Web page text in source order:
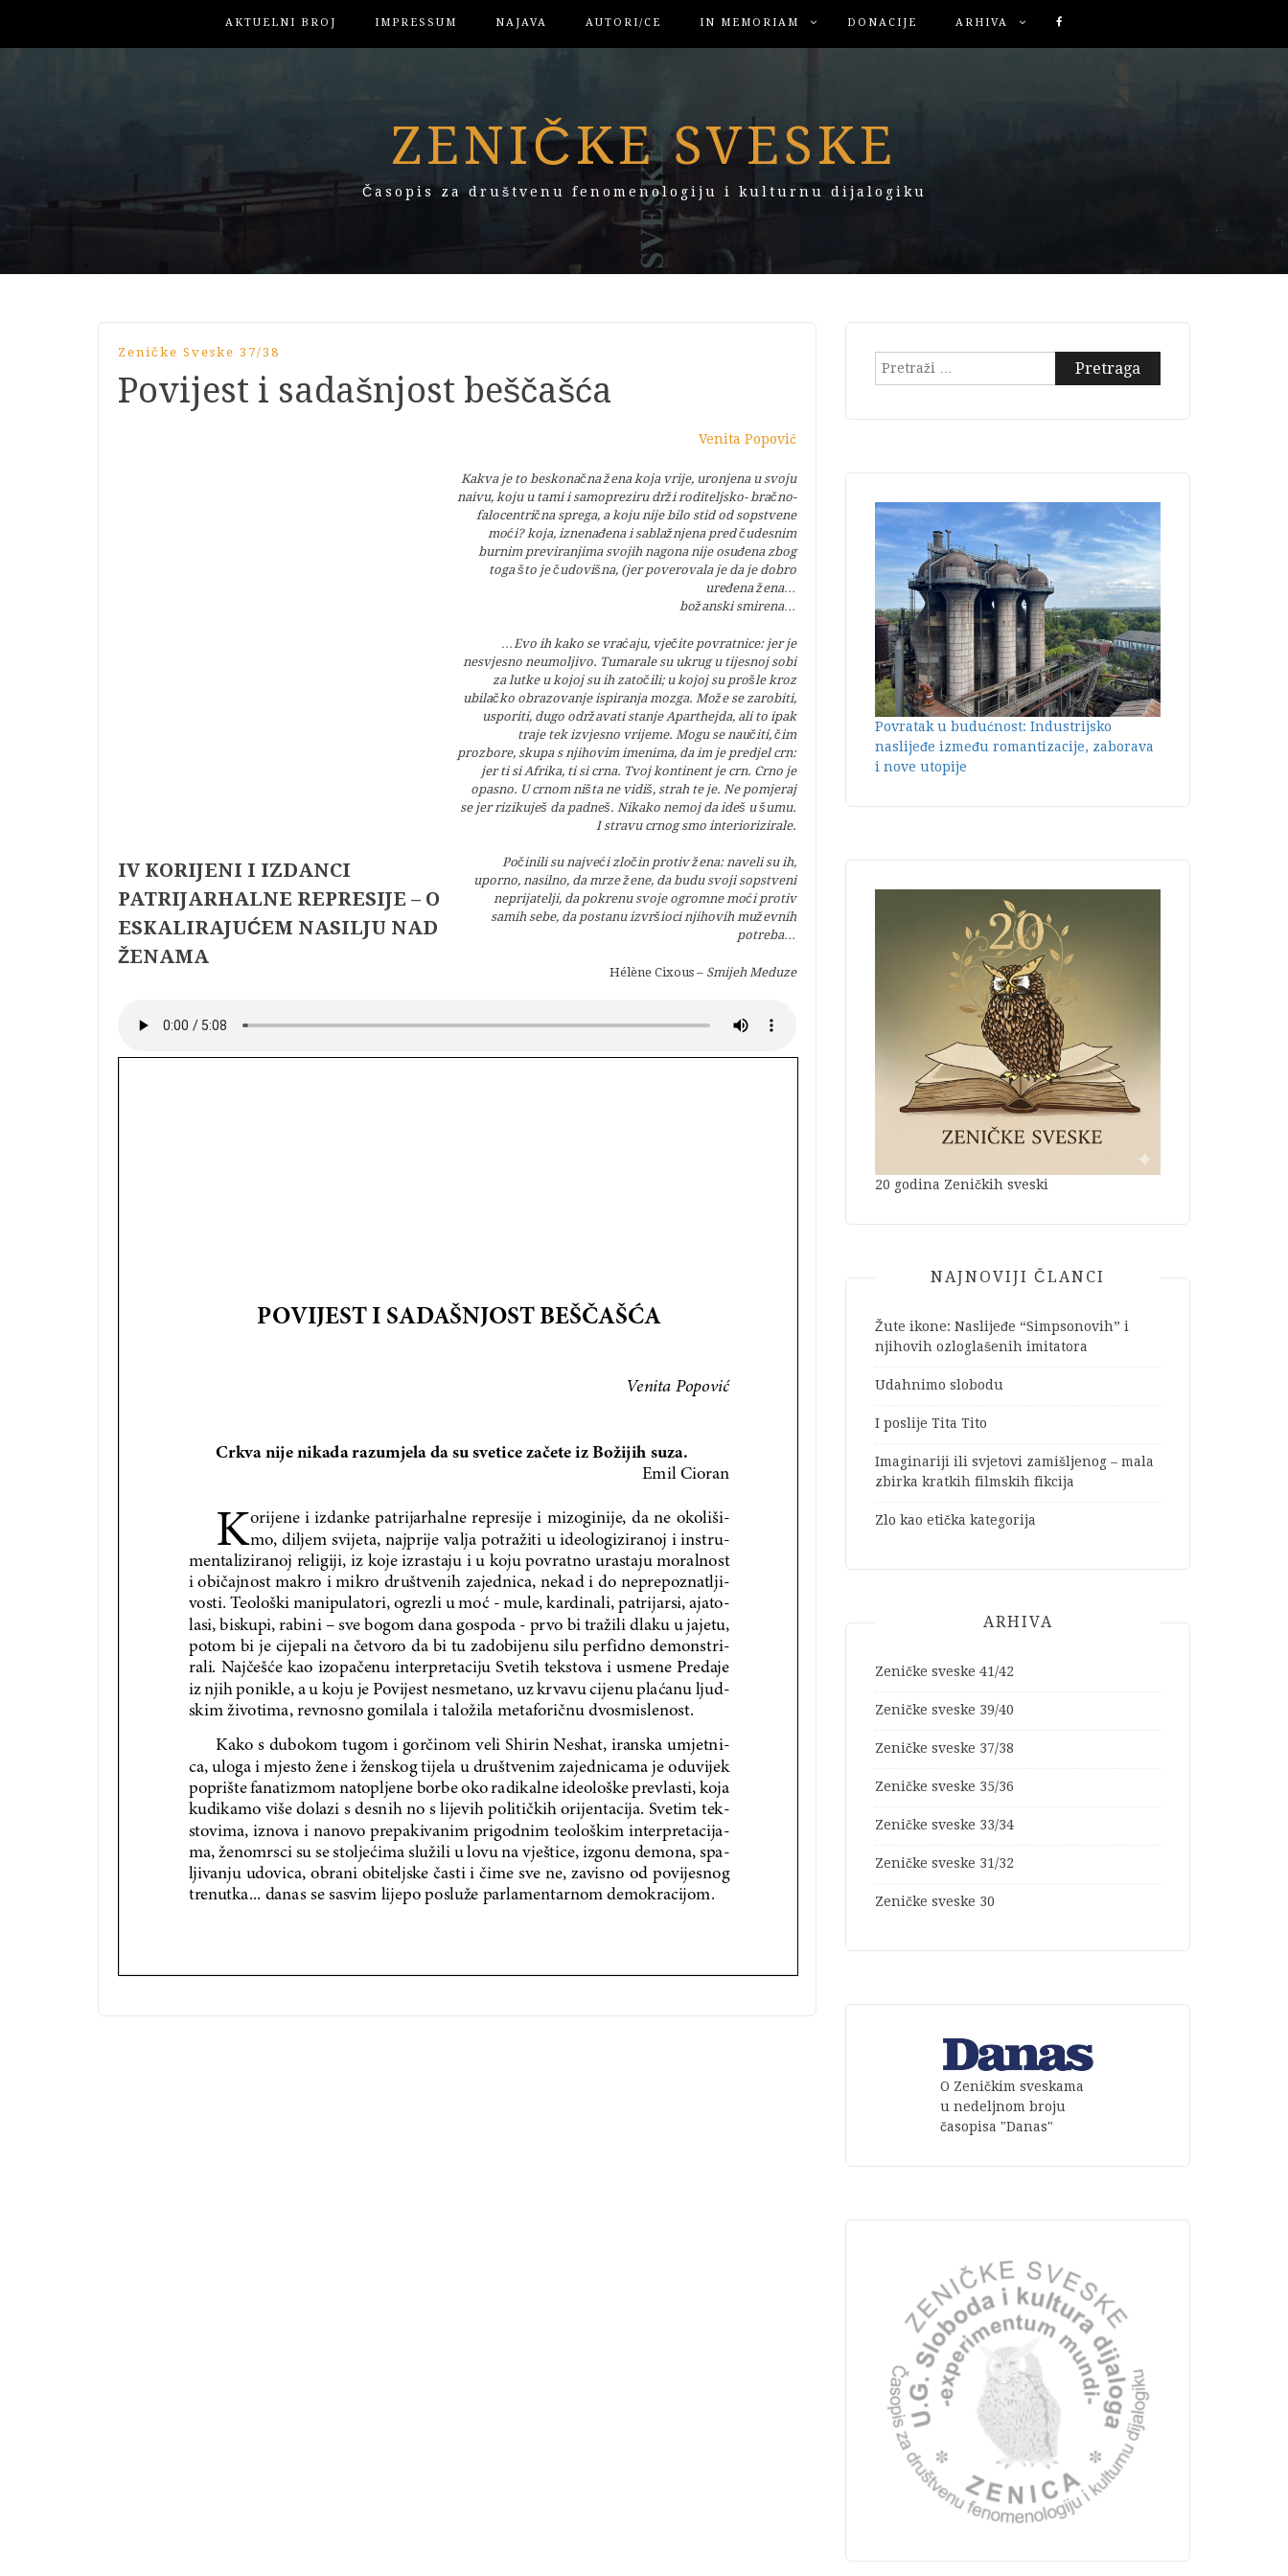
AKTUELNI BROJ IMPRESSUM NAJAVA AUTORI/CE IN MEMORIAM DONACIJE ARHIVA
ZENIČKE SVESKE
Časopis za društvenu fenomenologiju i kulturnu dijalogiku
Zeničke Sveske 37/38
Povijest i sadašnjost beščašća
Venita Popović
IV KORIJENI I IZDANCI
PATRIJARHALNE REPRESIJE – O
ESKALIRAJUĆEM NASILJU NAD
ŽENAMA
Kakva je to beskonačna žena koja vrije, uronjena u svoju
naivu, koju u tami i samopreziru drži roditeljsko- bračno-
falocentrična sprega, a koju nije bilo stid od sopstvene
moći? koja, iznenađena i sablažnjena pred čudesnim
burnim previranjima svojih nagona nije osuđena zbog
toga što je čudovišna, (jer poverovala je da je dobro
uređena žena…
božanski smirena…
…Evo ih kako se vraćaju, vječite povratnice: jer je
nesvjesno neumoljivo. Tumarale su ukrug u tijesnoj sobi
za lutke u kojoj su ih zatočili; u kojoj su prošle kroz
ubilačko obrazovanje ispiranja mozga. Može se zarobiti,
usporiti, dugo održavati stanje Aparthejda, ali to ipak
traje tek izvjesno vrijeme. Mogu se naučiti, čim
prozbore, skupa s njihovim imenima, da im je predjel crn:
jer ti si Afrika, ti si crna. Tvoj kontinent je crn. Crno je
opasno. U crnom ništa ne vidiš, strah te je. Ne pomjeraj
se jer rizikuješ da padneš. Nikako nemoj da ideš u šumu.
I stravu crnog smo interiorizirale.
Počinili su najveći zločin protiv žena: naveli su ih,
uporno, nasilno, da mrze žene, da budu svoji sopstveni
neprijatelji, da pokrenu svoje ogromne moći protiv
samih sebe, da postanu izvršioci njihovih muževnih
potreba…
Hélène Cixous – Smijeh Meduze
Pretraga:
Povratak u budućnost: Industrijsko
naslijeđe između romantizacije, zaborava
i nove utopije
20 godina Zeničkih sveski
NAJNOVIJI ČLANCI
Žute ikone: Naslijeđe “Simpsonovih” i
njihovih ozloglašenih imitatora
Udahnimo slobodu
I poslije Tita Tito
Imaginariji ili svjetovi zamišljenog – mala
zbirka kratkih filmskih fikcija
Zlo kao etička kategorija
ARHIVA
Zeničke sveske 41/42
Zeničke sveske 39/40
Zeničke sveske 37/38
Zeničke sveske 35/36
Zeničke sveske 33/34
Zeničke sveske 31/32
Zeničke sveske 30
O Zeničkim sveskama
u nedeljnom broju
časopisa "Danas"